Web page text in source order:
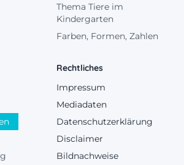
Thema Tiere im
Kindergarten
Farben, Formen, Zahlen
Rechtliches
Impressum
Mediadaten
Datenschutzerklärung
Disclaimer
Bildnachweise